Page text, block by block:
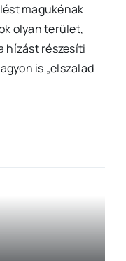
magukénak
olyan terület,
hízást részesíti
is „elszalad